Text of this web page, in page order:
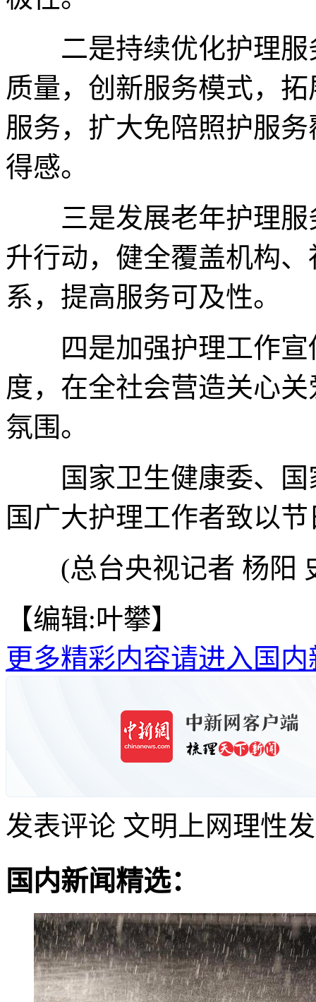
二是持续优化护理服
质量，创新服务模式，
服务，扩大免陪照护服
得感。
三是发展老年护理服
升行动，健全覆盖机构
系，提高服务可及性。
四是加强护理工作宣
度，在全社会营造关心
氛围。
国家卫生健康委、国
国广大护理工作者致以
(总台央视记者 杨阳
【编辑:叶攀】
更多精彩内容请进入国内
发表评论 文明上网理性
国内新闻精选：